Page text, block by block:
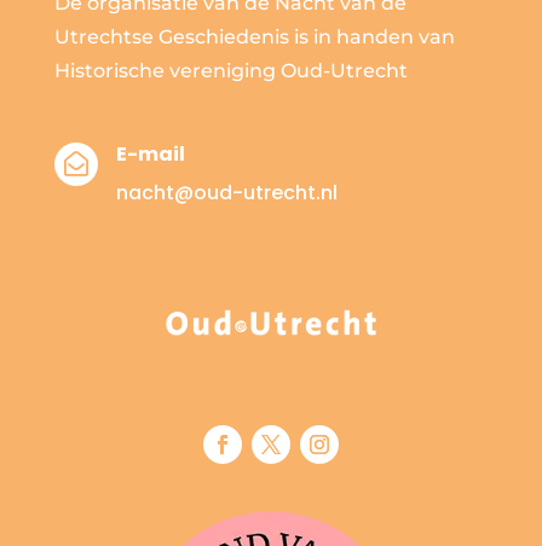
Utrechtse Geschiedenis is in handen van
Historische vereniging Oud-Utrecht

E-mail
nacht@oud-utrecht.nl